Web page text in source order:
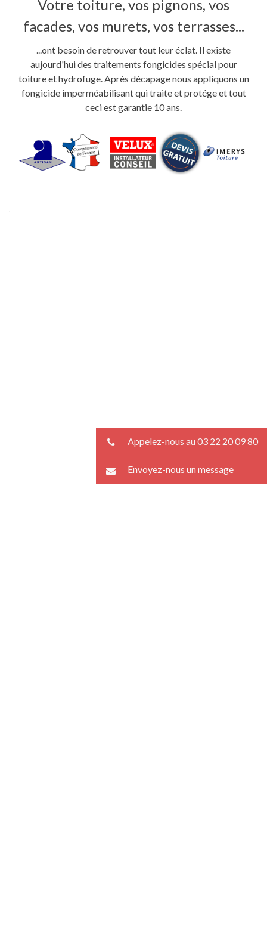
Votre toiture, vos pignons, vos
facades, vos murets, vos terrasses...
...ont besoin de retrouver tout leur éclat. Il existe
aujourd'hui des traitements fongicides spécial pour
toiture et hydrofuge. Après décapage nous appliquons un
fongicide imperméabilisant qui traite et protége et tout
ceci est garantie 10 ans.
Appelez-nous au 03 22 20 09 80
Envoyez-nous un message